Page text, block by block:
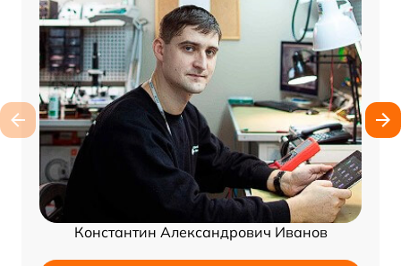
Константин Александрович Иванов